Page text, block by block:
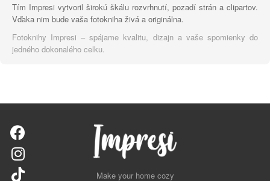
Tím Impresi vytvoril širokú škálu rozvrhnutí, pozadí strán a clipartov.
Vďaka nim bude vaša fotokniha živá a originálna.
Fotoknihy Impresi – spájame kvalitu, dizajn a vaše spomienky do
jedného dokonalého celku.
Make your home cozy